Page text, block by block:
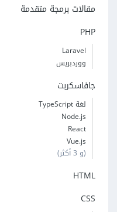
مقالات برمجة متقدمة
PHP
Laravel
ووردبريس
جافاسكربت
لغة TypeScript
Node.js
React
Vue.js
(و 3 أكثر)
HTML
CSS